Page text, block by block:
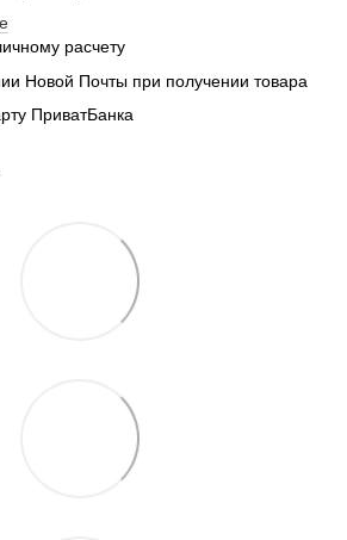
расчету
Новой Почты при получении товара
ПриватБанка